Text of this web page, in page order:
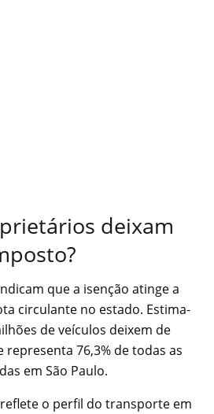
deixam
que a isenção atinge a
circulante no estado. Estima-
de veículos deixem de
76,3% de todas as
em São Paulo.
o perfil do transporte em